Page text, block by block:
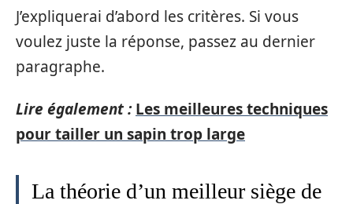
J’expliquerai d’abord les critères. Si vous
voulez juste la réponse, passez au dernier
paragraphe.
Lire également : Les meilleures techniques
pour tailler un sapin trop large
La théorie d’un meilleur siège de